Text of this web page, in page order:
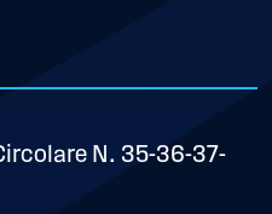
N. 35-36-37-